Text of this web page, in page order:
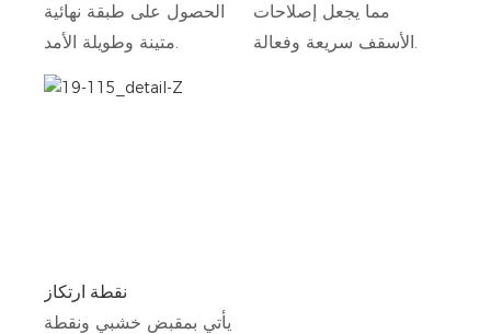
الحصول على طبقة نهائية
مما يجعل إصلاحات
نقطة ارتكاز
يأتي بمقبض خشبي ونقطة